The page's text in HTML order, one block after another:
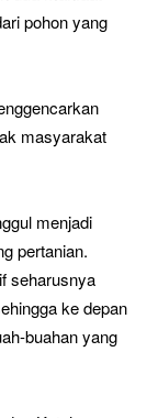
pohon yang
masyarakat
menjadi
pertanian.
seharusnya
ke depan
buahan yang